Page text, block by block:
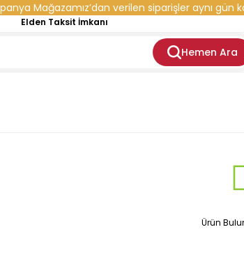
Mağazamız’dan verilen siparişler aynı gün
Elden Taksit İmkanı
Hemen Ara
Ürün